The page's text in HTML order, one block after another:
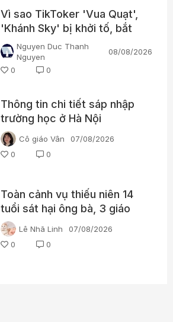
Vì sao TikToker 'Vua Quạt',
'Khánh Sky' bị khởi tố, bắt
tạm giam?
Nguyen Duc Thanh
Nguyen
08/08/2026
0
0
Thông tin chi tiết sáp nhập
trường học ở Hà Nội
Cô giáo Vân
07/08/2026
0
0
Toàn cảnh vụ thiếu niên 14
tuổi sát hại ông bà, 3 giáo
viên và 3 học sinh
Lê Nhã Linh
07/08/2026
0
0